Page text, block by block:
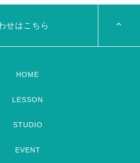
ら参
[…]
ました
どんなふうに紹介され
ていただけるそう […]
せはこちら
HOME
LESSON
STUDIO
EVENT